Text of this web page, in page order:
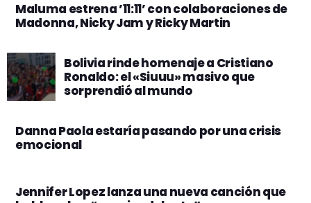
Maluma estrena ’11:11’ con colaboraciones de
Madonna, Nicky Jam y Ricky Martin
Bolivia rinde homenaje a Cristiano
Ronaldo: el «Siuuu» masivo que
sorprendió al mundo
Danna Paola estaría pasando por una crisis
emocional
Jennifer Lopez lanza una nueva canción que